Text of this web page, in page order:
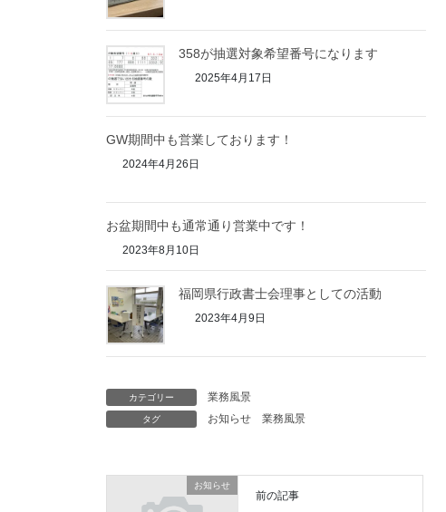
358が抽選対象希望番号になります
2025年4月17日
GW期間中も営業しております！
2024年4月26日
お盆期間中も通常通り営業中です！
2023年8月10日
福岡県行政書士会理事としての活動
2023年4月9日
カテゴリー 業務風景
タグ お知らせ 業務風景
お知らせ
前の記事